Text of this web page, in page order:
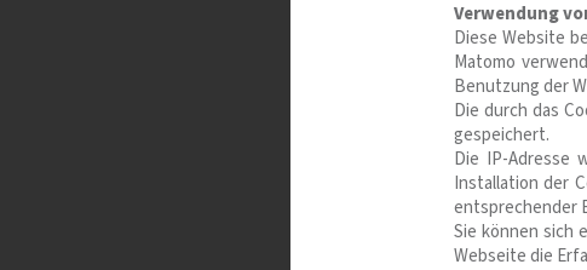
Verwendung
Diese Website
Matomo
Benutzung der
Die durch das
gespeichert.
Die IP-Adresse
Installation der
entsprechender
Sie können sich
Webseite die